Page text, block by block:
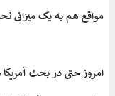
مواقع هم به یک میزانی
امروز حتی در بحث